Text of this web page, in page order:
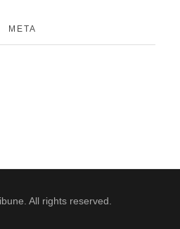
META
All rights reserved.